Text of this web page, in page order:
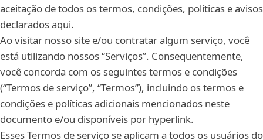
aceitação de todos os termos, condições, políticas e avisos
declarados aqui.
Ao visitar nosso site e/ou contratar algum serviço, você
está utilizando nossos “Serviços”. Consequentemente,
você concorda com os seguintes termos e condições
(“Termos de serviço”, “Termos”), incluindo os termos e
condições e políticas adicionais mencionados neste
documento e/ou disponíveis por hyperlink.
Esses Termos de serviço se aplicam a todos os usuários do